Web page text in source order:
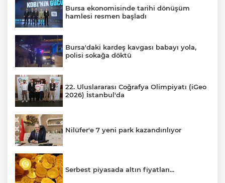
Bursa ekonomisinde tarihi dönüşüm
hamlesi resmen başladı
Bursa'daki kardeş kavgası babayı yola,
polisi sokağa döktü
22. Uluslararası Coğrafya Olimpiyatı (iGeo
2026) İstanbul'da
Nilüfer'e 7 yeni park kazandırılıyor
Serbest piyasada altın fiyatları...